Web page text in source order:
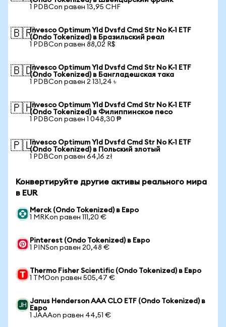
1 PDBCon равен 13,95 CHF
🇧🇷Invesco Optimum Yld Dvsfd Cmd Str No K-1 ETF
(Ondo Tokenized) в Бразильский реал
1 PDBCon равен 88,02 R$
🇧🇩Invesco Optimum Yld Dvsfd Cmd Str No K-1 ETF
(Ondo Tokenized) в Бангладешская така
1 PDBCon равен 2 131,24 ৳
🇵🇭Invesco Optimum Yld Dvsfd Cmd Str No K-1 ETF
(Ondo Tokenized) в Филиппинское песо
1 PDBCon равен 1 048,30 ₱
🇵🇱Invesco Optimum Yld Dvsfd Cmd Str No K-1 ETF
(Ondo Tokenized) в Польский злотый
1 PDBCon равен 64,16 zł
Конвертируйте другие активы реального мира
в EUR
Merck (Ondo Tokenized) в Евро
1 MRKon равен 111,20 €
Pinterest (Ondo Tokenized) в Евро
1 PINSon равен 20,48 €
Thermo Fisher Scientific (Ondo Tokenized) в Евро
1 TMOon равен 505,47 €
Janus Henderson AAA CLO ETF (Ondo Tokenized) в
Евро
1 JAAAon равен 44,51 €